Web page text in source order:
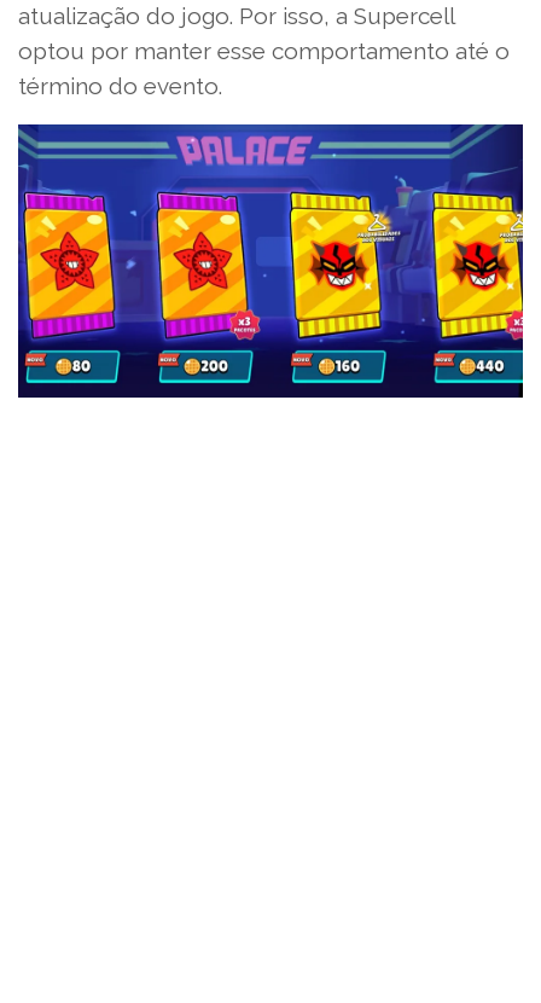
atualização do jogo. Por isso, a Supercell
optou por manter esse comportamento até o
término do evento.